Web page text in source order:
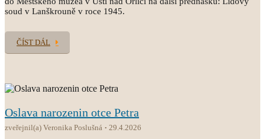
soud v Lanškrouně v roce 1945.
ČÍST DÁL
Oslava narozenin otce Petra
zveřejnil(a) Veronika Poslušná 29.4.2026